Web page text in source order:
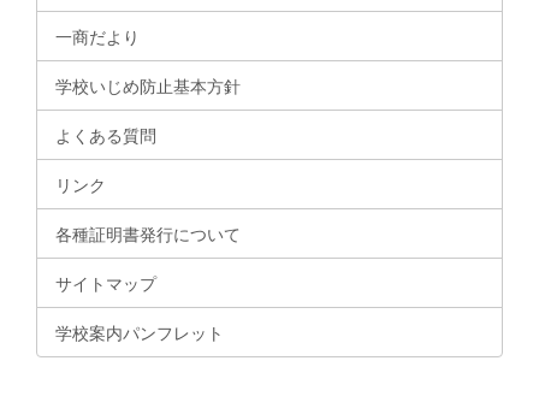
一商だより
学校いじめ防止基本方針
よくある質問
リンク
各種証明書発行について
サイトマップ
学校案内パンフレット